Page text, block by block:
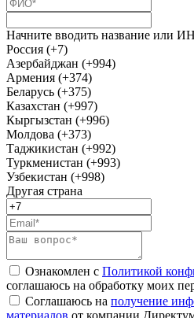
Начните вводить название или
Россия (+7)
Азербайджан (+994)
Армения (+374)
Беларусь (+375)
Казахстан (+997)
Кыргызстан (+996)
Молдова (+373)
Таджикистан (+992)
Туркменистан (+993)
Узбекистан (+998)
Другая страна
Ознакомлен с Политикой
соглашаюсь на обработку моих
Соглашаюсь на получение
материалов от компании